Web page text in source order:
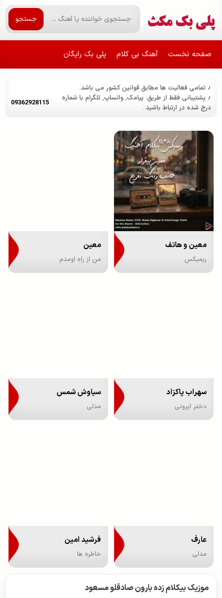
جستجو
صفحه نخست آهنگ بی کلام پلی بک رایگان
♪ تمامی فعالیت ها مطابق قوانین کشور می باشد.
♪ پشتیبانی فقط از طریق: پیامک, واتساپ, تلگرام با شماره
درج شده در ارتباط باشید .
09362928115
معین و هاتف
ریمیکس
معین
من از راه اومدم
سهراب پاکزاد
دختر ایرونی
سیاوش شمس
مدلی
عارف
مدلی
فرشید امین
خاطره ها
موزیک بیکلام زده بارون صادقلو مسعود